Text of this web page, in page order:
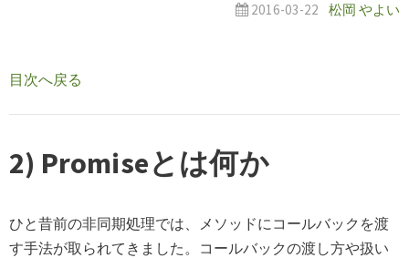
2016-03-22
松岡 やよい
目次へ戻る
2) Promiseとは何か
ひと昔前の非同期処理では、メソッドにコールバックを渡
す手法が取られてきました。コールバックの渡し方や扱い